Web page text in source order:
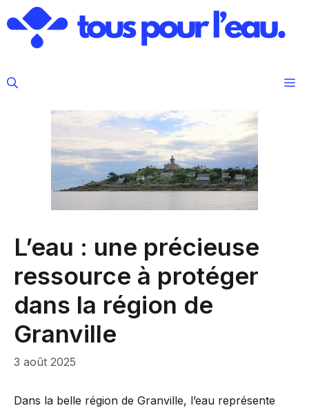
au
contenu
L’eau : une précieuse
ressource à protéger
dans la région de
Granville
3 août 2025
Dans la belle région de Granville, l’eau représente